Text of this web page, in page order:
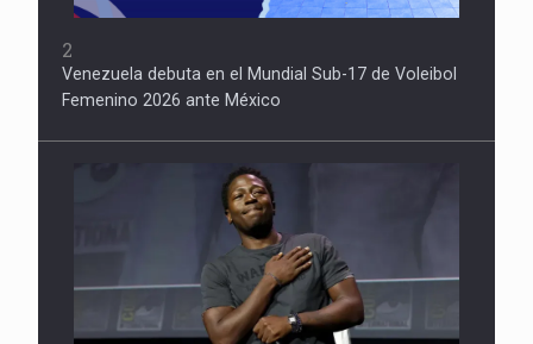
2
Venezuela debuta en el Mundial Sub-17 de Voleibol
Femenino 2026 ante México